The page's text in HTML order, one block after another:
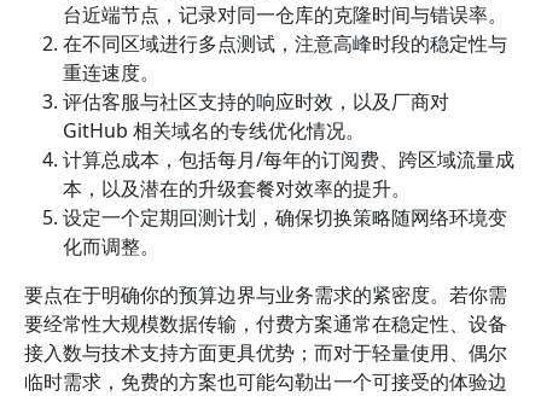
台近端节点，记录对同一仓库的克隆时间与错误率。
在不同区域进行多点测试，注意高峰时段的稳定性与
重连速度。
评估客服与社区支持的响应时效，以及厂商对
GitHub 相关域名的专线优化情况。
计算总成本，包括每月/每年的订阅费、跨区域流量成
本，以及潜在的升级套餐对效率的提升。
设定一个定期回测计划，确保切换策略随网络环境变
化而调整。
要点在于明确你的预算边界与业务需求的紧密度。若你需
要经常性大规模数据传输，付费方案通常在稳定性、设备
接入数与技术支持方面更具优势；而对于轻量使用、偶尔
临时需求，免费的方案也可能勾勒出一个可接受的体验边